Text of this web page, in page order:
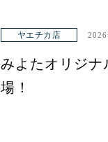
ヤエチカ店 2026
みよたオリジナ
場！